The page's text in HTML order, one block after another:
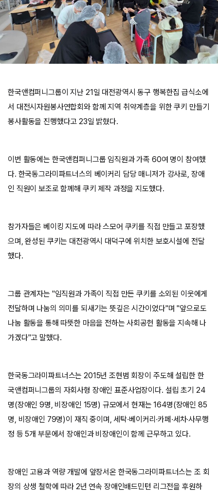
한국앤컴퍼니그룹이 지난 21일 대전광역시 동구 행복한집 급식소에
서 대전시자원봉사연합회와 함께 지역 취약계층을 위한 쿠키 만들기
봉사활동을 진행했다고 23일 밝혔다.
이번 활동에는 한국앤컴퍼니그룹 임직원과 가족 60여 명이 참여했
다. 한국동그라미파트너스의 베이커리 담당 매니저가 강사로, 장애
인 직원이 보조로 함께해 쿠키 제작 과정을 지도했다.
참가자들은 베이킹 지도에 따라 스모어 쿠키를 직접 만들고 포장했
으며, 완성된 쿠키는 대전광역시 대덕구에 위치한 보호시설에 전달
했다.
그룹 관계자는 "임직원과 가족이 직접 만든 쿠키를 소외된 이웃에게
전달하며 나눔의 의미를 되새기는 뜻깊은 시간이었다"며 "앞으로도
나눔 활동을 통해 따뜻한 마음을 전하는 사회공헌 활동을 지속해 나
가겠다"고 말했다.
한국동그라미파트너스는 2015년 조현범 회장이 주도해 설립한 한
국앤컴퍼니그룹의 자회사형 장애인 표준사업장이다. 설립 초기 24
명(장애인 9명, 비장애인 15명) 규모에서 현재는 164명(장애인 85
명, 비장애인 79명)이 재직 중이며, 세탁·베이커리·카페·세차·사무행
정 등 5개 부문에서 장애인과 비장애인이 함께 근무하고 있다.
장애인 고용과 역량 개발에 앞장서온 한국동그라미파트너스는 조 회
장의 상생 철학에 따라 2년 연속 장애인배드민턴 리그전을 후원하